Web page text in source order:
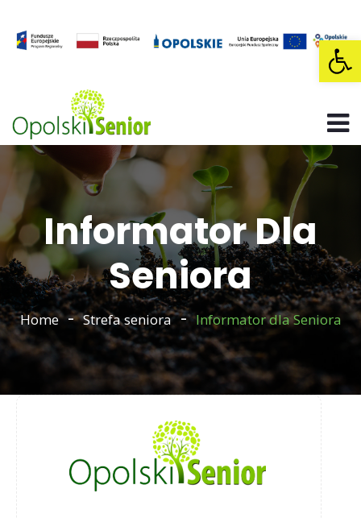
Informator Dla
Seniora
Home Strefa seniora Informator dla Seniora